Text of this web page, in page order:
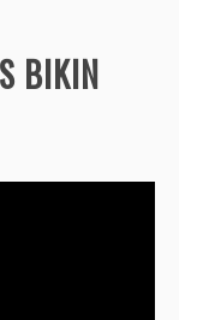
BIKIN